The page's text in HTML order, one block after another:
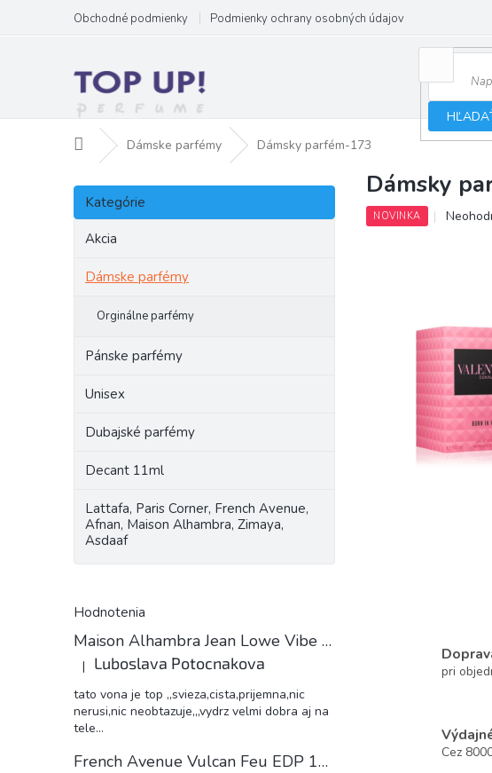
obsah
Obchodné podmienky Podmienky ochrany osobných údajov
DomovDámske parfémy Dámsky parfém-173
B
č
Preskočiť
kategórie
Kategórie
Akcia
Dámske parfémy
Orginálne parfémy
Pánske parfémy
Unisex
Dubajské parfémy
Decant 11ml
Lattafa, Paris Corner, French Avenue,
Afnan, Maison Alhambra, Zimaya,
Asdaaf
Hodnotenia
Maison Alhambra Jean Lowe Vibe unisex 11ml EDP decant
Hodnotenie produktu je 5 z 5 hviezdičiek.
| Luboslava Potocnakova
tato vona je top ,,svieza,cista,prijemna,nic
nerusi,nic neobtazuje,,,vydrz velmi dobra aj na
tele...
French Avenue Vulcan Feu EDP 11ml decant
Dámsky
NOVINKA
pri
Cez